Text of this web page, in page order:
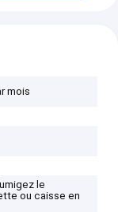
mois
le
ou caisse en